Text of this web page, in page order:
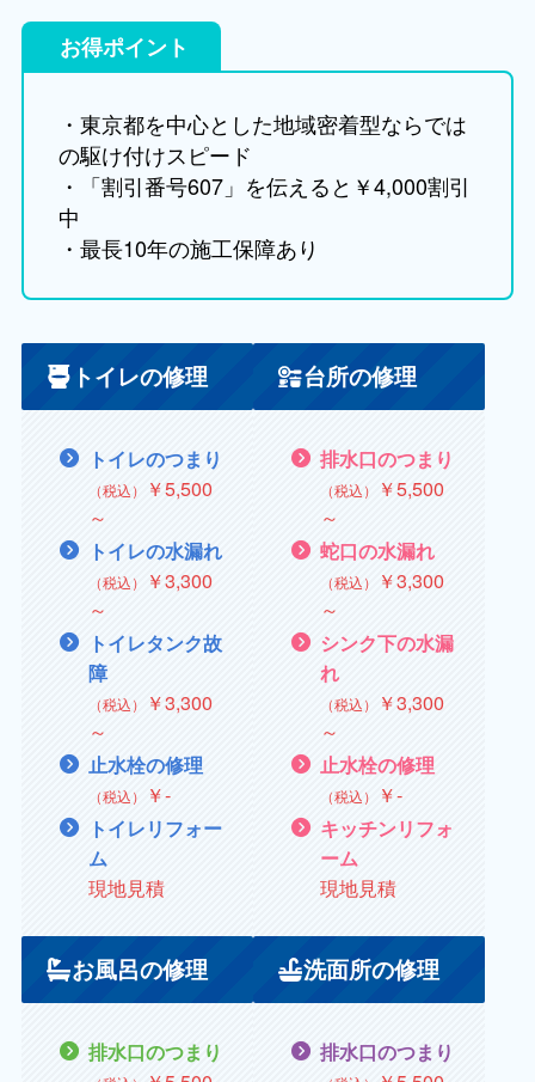
お得ポイント
・東京都を中心とした地域密着型ならでは
の駆け付けスピード
・「割引番号607」を伝えると￥4,000割引
中
・最長10年の施工保障あり
トイレの修理
トイレのつまり
（税込）
￥5,500
～
トイレの水漏れ
（税込） ￥3,300
～
トイレタンク故
障
（税込） ￥3,300
～
止水栓の修理
（税込） ￥‐
トイレリフォー
ム
現地見積
台所の修理
排水口のつまり
（税込）
￥5,500
～
蛇口の水漏れ
（税込） ￥3,300
～
シンク下の水漏
れ
（税込） ￥3,300
～
止水栓の修理
（税込） ￥‐
キッチンリフォ
ーム
現地見積
お風呂の修理
排水口のつまり
洗面所の修理
排水口のつまり